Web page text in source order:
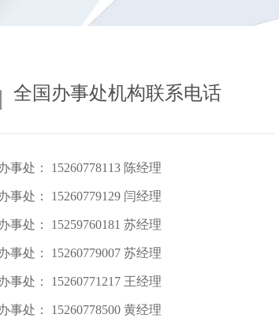
全国办事处机构联系电话
事处： 15260778113 陈经理
事处： 15260779129 闫经理
事处： 15259760181 苏经理
事处： 15260779007 苏经理
事处： 15260771217 王经理
事处： 15260778500 黄经理